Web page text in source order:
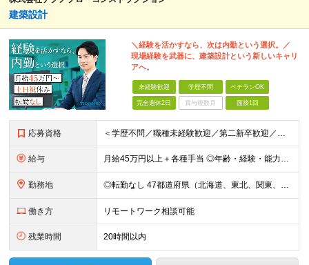
建築設計
＼経験を活かすなら、次は内勤という選択。／
現場経験を武器に、建築設計という新しいキャリ
アへ。
未経験歓迎 学歴不問 ベテランOK
完全週休2日 賞与複数月 面接1回
応募資格 ＜学歴不問／職種未経験歓迎／第二新卒歓迎／ブランクOK＞ ■建設業界での実務経験をお持ちの方 └年数・分野・職種はいっさい不問！ ◆設計職が初めての方も歓迎！ ◆施工管理など、現場経験を活かしてキ
給与 月給45万円以上＋各種手当 ◎年齢・経験・能力・適性を考慮して、支給額を決定します。 ◎残業代は1分単位で100％支給。頑張った分はきちんと収入に還元します！ ＼充実の各種手当／ ■交通費全額支給
勤務地 ◎転勤なし 47都道府県（北海道、東北、関東、北陸・甲信越、関西、東海、中国、四国、九州、沖縄）の各プロジェクト先 ◇本人の希望を伴わない転居はなく、転勤もありません。 ◇勤務地はご希望を最大限考
働き方 リモートワーク相談可能
残業時間 20時間以内